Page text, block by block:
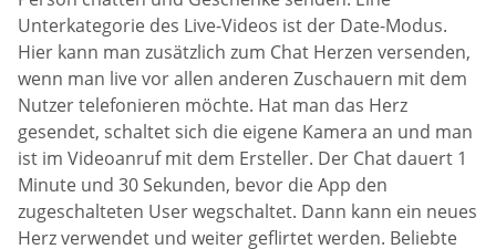
Unterkategorie des Live-Videos ist der Date-Modus.
Hier kann man zusätzlich zum Chat Herzen versenden,
wenn man live vor allen anderen Zuschauern mit dem
Nutzer telefonieren möchte. Hat man das Herz
gesendet, schaltet sich die eigene Kamera an und man
ist im Videoanruf mit dem Ersteller. Der Chat dauert 1
Minute und 30 Sekunden, bevor die App den
zugeschalteten User wegschaltet. Dann kann ein neues
Herz verwendet und weiter geflirtet werden. Beliebte